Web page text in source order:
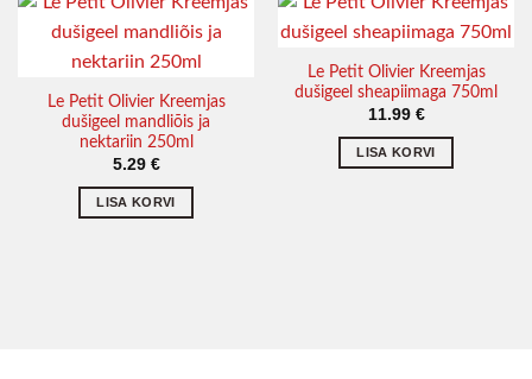
Le Petit Olivier Kreemjas
dušigeel mandliõis ja
nektariin 250ml
5.29 €
LISA KORVI
Le Petit Olivier Kreemjas
dušigeel sheapiimaga 750ml
11.99 €
LISA KORVI